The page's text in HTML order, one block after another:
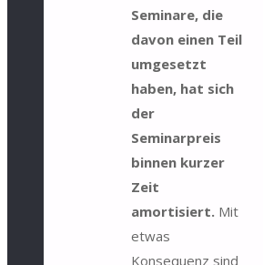
Seminare, die
davon einen Teil
umgesetzt
haben, hat sich
der
Seminarpreis
binnen kurzer
Zeit
amortisiert.Mit
etwas
Konsequenz sind